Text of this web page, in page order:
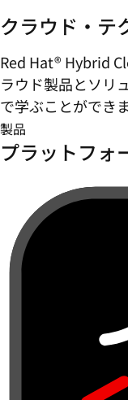
クラウド・テ
Red Hat® Hybrid
ラウド製品とソリ
で学ぶことができま
製品
プラットフォ